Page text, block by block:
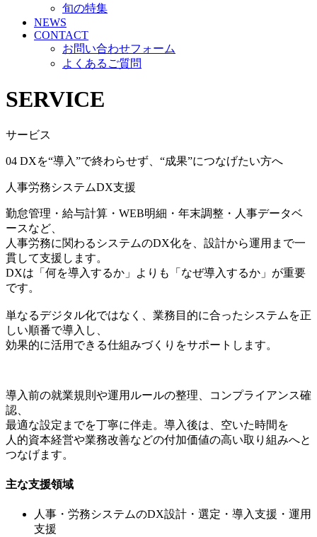
旬の特集
NEWS
CONTACT
お問い合わせフォーム
よくあるご質問
SERVICE
サービス
04 DXを“導入”で終わらせず、“成果”につなげたい方へ
人事労務システムDX支援
勤怠管理・給与計算・WEB明細・年末調整・人事データベ
ースなど、
人事労務に関わるシステムのDX化を、設計から運用まで一
貫して支援します。
DXは「何を導入するか」よりも「なぜ導入するか」が重要
です。
単なるデジタル化ではなく、業務目的に合ったシステムを正
しい順番で導入し、
効果的に活用できる仕組みづくりをサポートします。
導入前の就業規則や運用ルールの整理、コンプライアンス確
認、
最適な設定までを丁寧に伴走。導入後は、空いた時間を
人的資本経営や業務改善などの付加価値の高い取り組みへと
つなげます。
主な支援領域
人事・労務システムのDX設計・選定・導入支援・運用
支援